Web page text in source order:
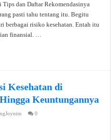
Tips dan Daftar Rekomendasinya
pasti tahu tentang itu. Begitu
berbagai risiko kesehatan. Entah itu
finansial. …
Kesehatan di
Keuntungannya
0